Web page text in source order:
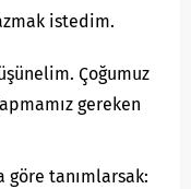
istedim.
Çoğumuz
gereken
göre tanımlarsak: